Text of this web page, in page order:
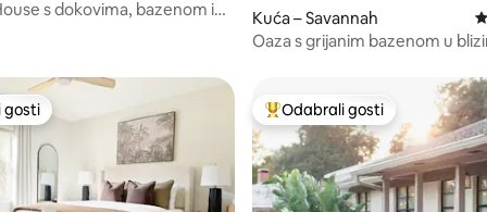
recenzija: 82
s dokovima, bazenom i
Kuća – Savannah
Oaza s grijanim bazenom u
gosti
gosti Među najviše rangiranima s
Odabrali gosti